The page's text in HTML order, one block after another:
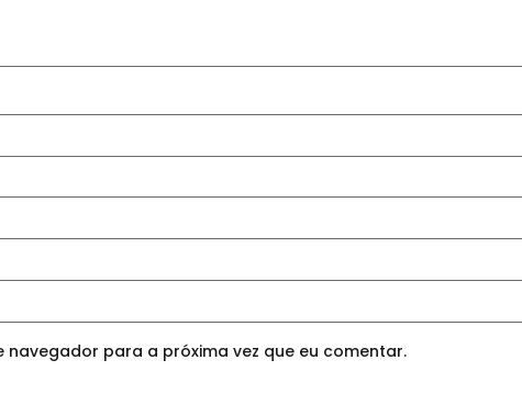
navegador para a próxima vez que eu comentar.